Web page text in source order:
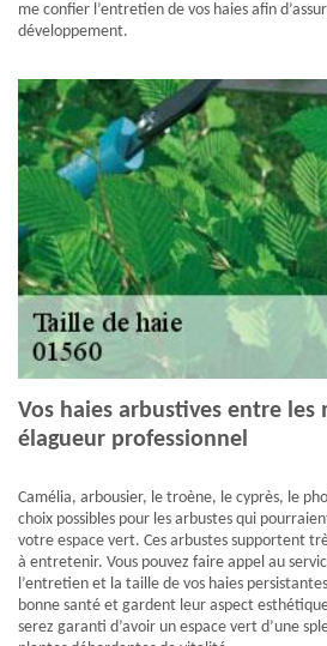
me confier l’entretien de vos haies afin
développement.
Vos haies arbustives entre les
élagueur professionnel
Camélia, arbousier, le troène, le cyprès, le
choix possibles pour les arbustes qui
votre espace vert. Ces arbustes supportent
à entretenir. Vous pouvez faire appel au
l’entretien et la taille de vos haies
bonne santé et gardent leur aspect
serez garanti d’avoir un espace vert d’une